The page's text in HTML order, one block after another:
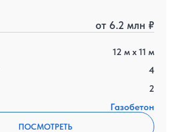
от 6.2 млн ₽
12 м x 11 м
4
2
Газобетон
ПОСМОТРЕТЬ